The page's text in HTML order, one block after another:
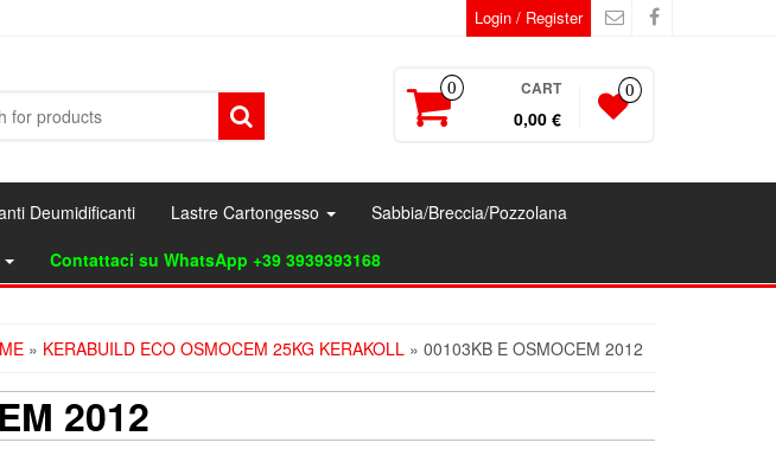
Login / Register
0 CART
0,00 €
0
Deumidificanti Lastre Cartongesso
Sabbia/Breccia/Pozzolana
Contattaci su WhatsApp +39 3939393168
» KERABUILD ECO OSMOCEM 25KG KERAKOLL » 00103KB E OSMOCEM 2012
2012